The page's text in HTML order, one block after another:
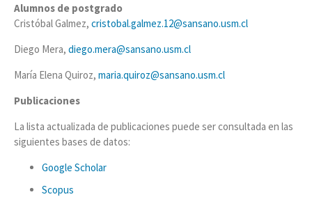
Alumnos de postgrado
Cristóbal Galmez, cristobal.galmez.12@sansano.usm.cl
Diego Mera, diego.mera@sansano.usm.cl
María Elena Quiroz, maria.quiroz@sansano.usm.cl
Publicaciones
La lista actualizada de publicaciones puede ser consultada en las
siguientes bases de datos:
Google Scholar
Scopus